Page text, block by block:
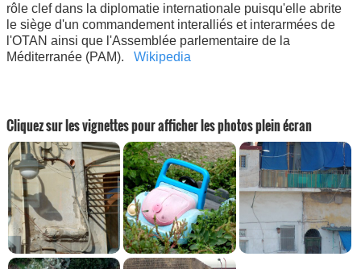
rôle clef dans la diplomatie internationale puisqu'elle abrite
le siège d'un commandement interalliés et interarmées de
l'OTAN ainsi que l'Assemblée parlementaire de la
Méditerranée (PAM). Wikipedia
Cliquez sur les vignettes pour afficher les photos plein écran